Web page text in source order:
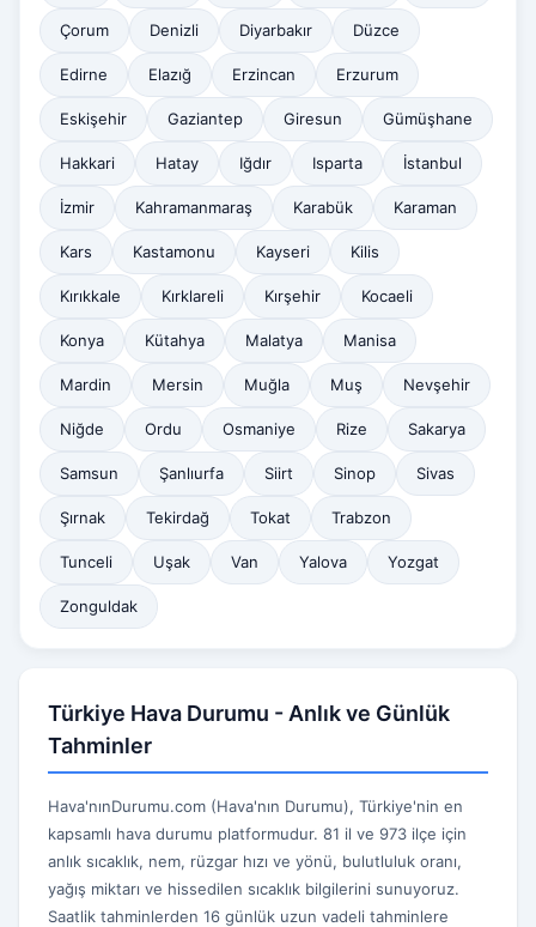
Çorum Denizli Diyarbakır Düzce
Edirne Elazığ Erzincan Erzurum
Eskişehir Gaziantep Giresun Gümüşhane
Hakkari Hatay Iğdır Isparta İstanbul
İzmir Kahramanmaraş Karabük Karaman
Kars Kastamonu Kayseri Kilis
Kırıkkale Kırklareli Kırşehir Kocaeli
Konya Kütahya Malatya Manisa
Mardin Mersin Muğla Muş Nevşehir
Niğde Ordu Osmaniye Rize Sakarya
Samsun Şanlıurfa Siirt Sinop Sivas
Şırnak Tekirdağ Tokat Trabzon
Tunceli Uşak Van Yalova Yozgat
Zonguldak
Türkiye Hava Durumu - Anlık ve Günlük
Tahminler
Hava'nınDurumu.com (Hava'nın Durumu), Türkiye'nin en
kapsamlı hava durumu platformudur. 81 il ve 973 ilçe için
anlık sıcaklık, nem, rüzgar hızı ve yönü, bulutluluk oranı,
yağış miktarı ve hissedilen sıcaklık bilgilerini sunuyoruz.
Saatlik tahminlerden 16 günlük uzun vadeli tahminlere